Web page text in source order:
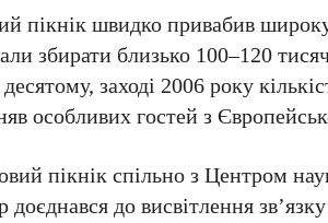
пікнік швидко привабив
збирати близько 100–120
заході 2006 року
особливих гостей з
пікнік спільно з Центром
до висвітлення